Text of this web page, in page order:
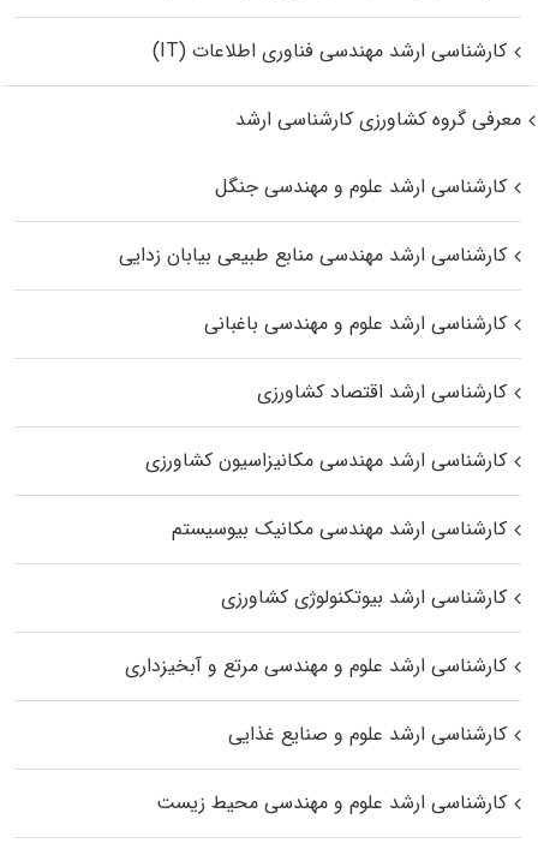
کارشناسی ارشد مهندسی فناوری اطلاعات (IT)
معرفی گروه کشاورزی کارشناسی ارشد
کارشناسی ارشد علوم و مهندسی جنگل
کارشناسی ارشد مهندسی منابع طبیعی بیابان زدایی
کارشناسی ارشد علوم و مهندسی باغبانی
کارشناسی ارشد اقتصاد کشاورزی
کارشناسی ارشد مهندسی مکانیزاسیون کشاورزی
کارشناسی ارشد مهندسی مکانیک بیوسیستم
کارشناسی ارشد بیوتکنولوژی کشاورزی
کارشناسی ارشد علوم و مهندسی مرتع و آبخیزداری
کارشناسی ارشد علوم و صنایع غذایی
کارشناسی ارشد علوم و مهندسی محیط زیست